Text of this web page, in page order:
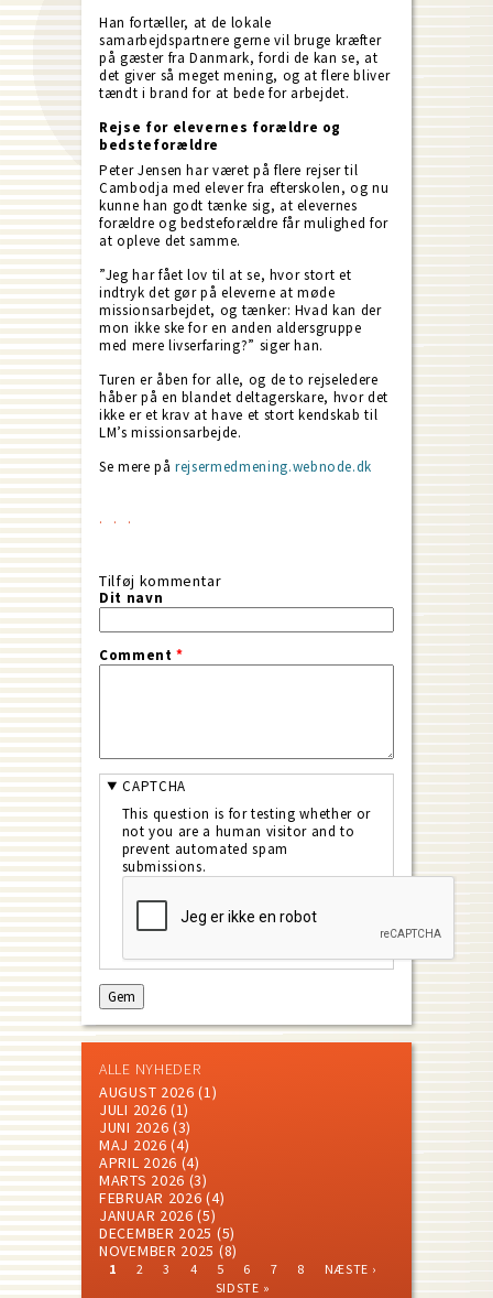
Han fortæller, at de lokale
samarbejdspartnere gerne vil bruge kræfter
på gæster fra Danmark, fordi de kan se, at
det giver så meget mening, og at flere bliver
tændt i brand for at bede for arbejdet.
Rejse for elevernes forældre og
bedsteforældre
Peter Jensen har været på flere rejser til
Cambodja med elever fra efterskolen, og nu
kunne han godt tænke sig, at elevernes
forældre og bedsteforældre får mulighed for
at opleve det samme.
”Jeg har fået lov til at se, hvor stort et
indtryk det gør på eleverne at møde
missionsarbejdet, og tænker: Hvad kan der
mon ikke ske for en anden aldersgruppe
med mere livserfaring?” siger han.
Turen er åben for alle, og de to rejseledere
håber på en blandet deltagerskare, hvor det
ikke er et krav at have et stort kendskab til
LM’s missionsarbejde.
Se mere pårejsermedmening.webnode.dk
Tilføj kommentar
Dit navn
Comment*
CAPTCHA
This question is for testing whether or
not you are a human visitor and to
prevent automated spam
submissions.
ALLE NYHEDER
AUGUST 2026 (1)
JULI 2026 (1)
JUNI 2026 (3)
MAJ 2026 (4)
APRIL 2026 (4)
MARTS 2026 (3)
FEBRUAR 2026 (4)
JANUAR 2026 (5)
DECEMBER 2025 (5)
NOVEMBER 2025 (8)
CURRENT
1 PAGE
2 PAGE
3 PAGE
4 PAGE
5 PAGE
6 PAGE
7 PAGE
8
NEXT
NÆSTE ›
SIDSTE »